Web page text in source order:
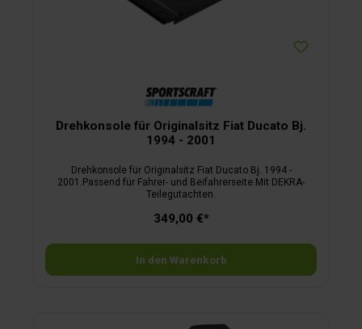
Drehkonsole für Originalsitz Fiat Ducato Bj.
1994 - 2001
Drehkonsole für Originalsitz Fiat Ducato Bj. 1994 -
2001.Passend für Fahrer- und Beifahrerseite.Mit DEKRA-
Teilegutachten.
349,00 €*
In den Warenkorb